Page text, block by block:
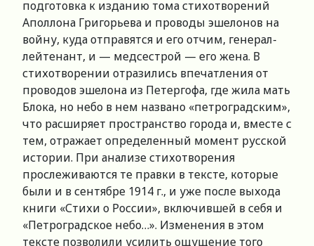
подготовка к изданию тома стихотворений
Аполлона Григорьева и проводы эшелонов на
войну, куда отправятся и его отчим, генерал-
лейтенант, и — медсестрой — его жена. В
стихотворении отразились впечатления от
проводов эшелона из Петергофа, где жила мать
Блока, но небо в нем названо «петроградским»,
что расширяет пространство города и, вместе с
тем, отражает определенный момент русской
истории. При анализе стихотворения
прослеживаются те правки в тексте, которые
были и в сентябре 1914 г., и уже после выхода
книги «Стихи о России», включившей в себя и
«Петроградское небо…». Изменения в этом
тексте позволили усилить ощущение того